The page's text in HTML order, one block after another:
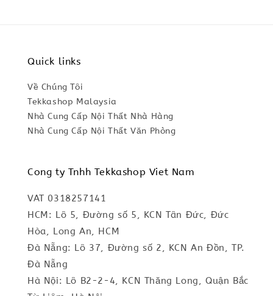
Quick links
Về Chúng Tôi
Tekkashop Malaysia
Nhà Cung Cấp Nội Thất Nhà Hàng
Nhà Cung Cấp Nội Thất Văn Phòng
Cong ty Tnhh Tekkashop Viet Nam
VAT 0318257141
HCM: Lô 5, Đường số 5, KCN Tân Đức, Đức
Hòa, Long An, HCM
Đà Nẵng: Lô 37, Đường số 2, KCN An Đồn, TP.
Đà Nẵng
Hà Nội: Lô B2-2-4, KCN Thăng Long, Quận Bắc